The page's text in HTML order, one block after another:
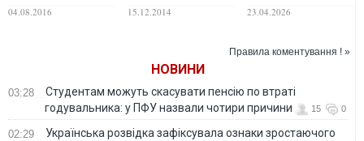
04.08.2016
радянського
15.12.2014
європейської
23.04.2026
Правила коментування ! »
НОВИНИ
03:28
Студентам можуть скасувати пенсію по втраті
годувальника: у ПФУ назвали чотири причини
15 0
02:29
Українська розвідка зафіксувала ознаки зростаючого